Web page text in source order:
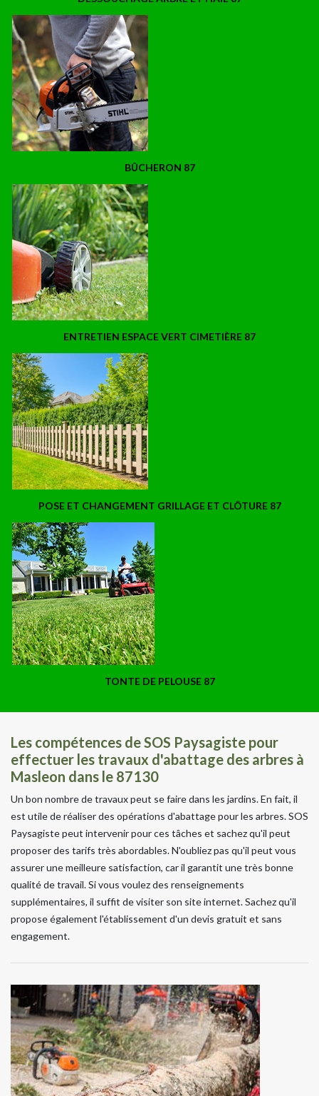
BÛCHERON 87
ENTRETIEN ESPACE VERT CIMETIÈRE 87
POSE ET CHANGEMENT GRILLAGE ET CLÔTURE 87
TONTE DE PELOUSE 87
Les compétences de SOS Paysagiste pour
effectuer les travaux d'abattage des arbres à
Masleon dans le 87130
Un bon nombre de travaux peut se faire dans les jardins. En fait, il
est utile de réaliser des opérations d'abattage pour les arbres. SOS
Paysagiste peut intervenir pour ces tâches et sachez qu'il peut
proposer des tarifs très abordables. N'oubliez pas qu'il peut vous
assurer une meilleure satisfaction, car il garantit une très bonne
qualité de travail. Si vous voulez des renseignements
supplémentaires, il suffit de visiter son site internet. Sachez qu'il
propose également l'établissement d'un devis gratuit et sans
engagement.